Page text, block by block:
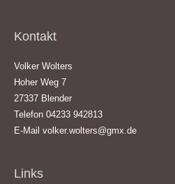
Kontakt
Volker Wolters
Hoher Weg 7
27337 Blender
Telefon 04233 942813
E-Mail volker.wolters@gmx.de
Links